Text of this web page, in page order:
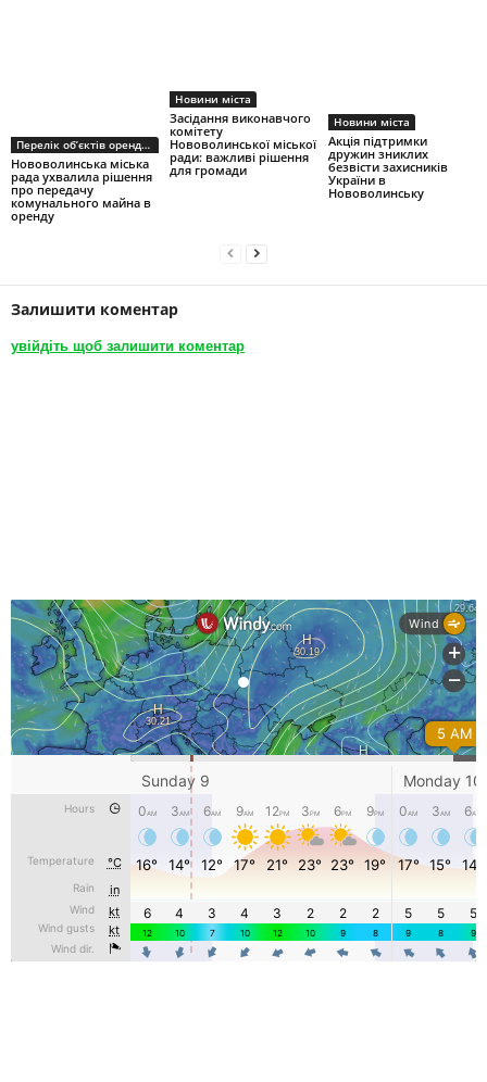
Перелік об’єктів оренди першого типу
Нововолинська міська
рада ухвалила рішення
про передачу
комунального майна в
оренду
Новини міста
Засідання виконавчого
комітету
Нововолинської міської
ради: важливі рішення
для громади
Новини міста
Акція підтримки
дружин зниклих
безвісти захисників
України в
Нововолинську
Залишити коментар
увійдіть щоб залишити коментар